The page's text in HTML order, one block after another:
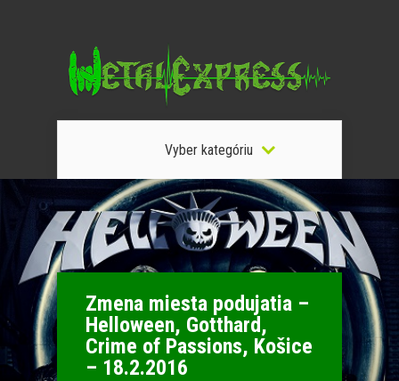
Vyber kategóriu
Zmena miesta podujatia –
Helloween, Gotthard,
Crime of Passions, Košice
– 18.2.2016